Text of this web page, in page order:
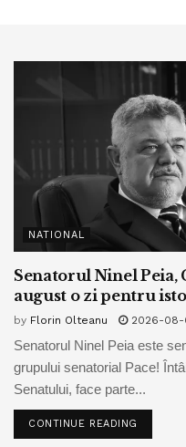
NATIONAL
Senatorul Ninel Peia,
august o zi pentru
by Florin Olteanu 2026-08-
Senatorul Ninel Peia este
grupului senatorial Pace!
Senatului, face parte...
CONTINUE READING